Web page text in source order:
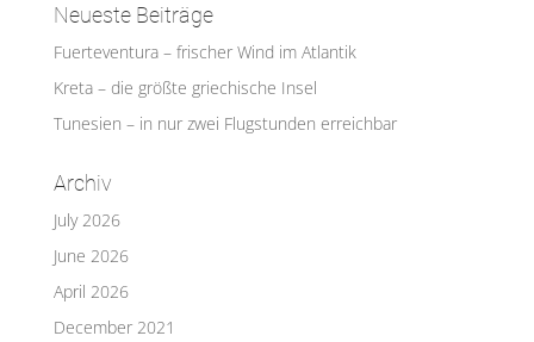
Neueste Beiträge
Fuerteventura – frischer Wind im Atlantik
Kreta – die größte griechische Insel
Tunesien – in nur zwei Flugstunden erreichbar
Archiv
July 2026
June 2026
April 2026
December 2021